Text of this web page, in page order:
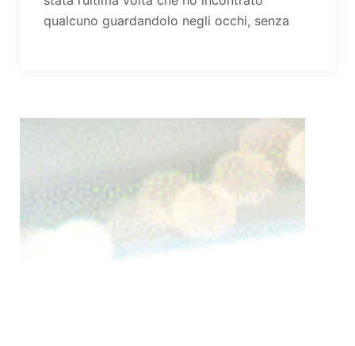
qualcuno guardandolo negli occhi, senza